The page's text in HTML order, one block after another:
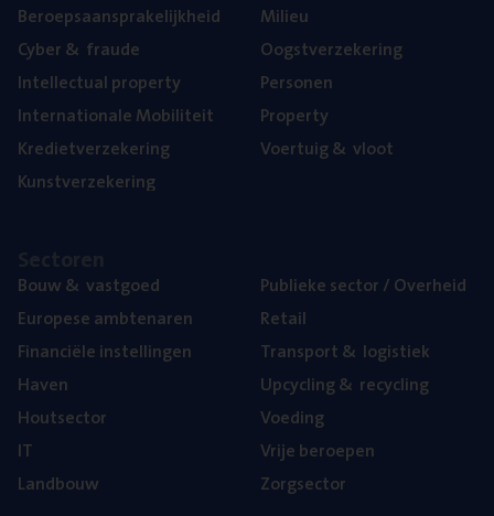
Beroeps­aan­spra­ke­lijk­heid
Cyber& fraude
Intel­lec­tu­al property
Inter­na­ti­o­na­le Mobiliteit
Kre­diet­ver­ze­ke­ring
Kunst­ver­ze­ke­ring
Mili­eu
Oogst­ver­ze­ke­ring
Per­so­nen
Pro­per­ty
Voer­tuig& vloot
Bouw& vastgoed
Euro­pe­se ambtenaren
Finan­ci­ë­le instellingen
Haven
Hout­sec­tor
IT
Land­bouw
Publie­ke sec­tor / Overheid
Retail
Trans­port& logistiek
Upcy­cling& recycling
Voe­ding
Vrije beroe­pen
Zorg­sec­tor